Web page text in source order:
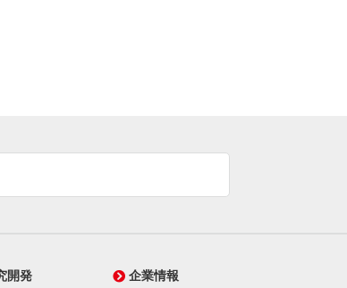
開発 企業情報